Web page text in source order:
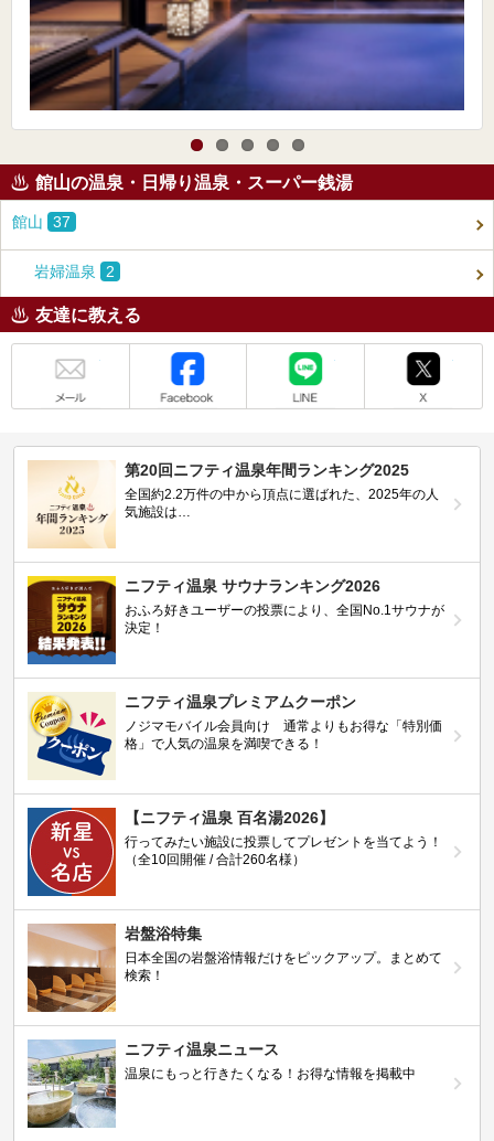
館山の温泉・日帰り温泉・スーパー銭湯
館山 37
岩婦温泉 2
友達に教える
第20回ニフティ温泉年間ランキング2025
全国約2.2万件の中から頂点に選ばれた、2025年の人
気施設は…
ニフティ温泉 サウナランキング2026
おふろ好きユーザーの投票により、全国No.1サウナが
決定！
ニフティ温泉プレミアムクーポン
ノジマモバイル会員向け 通常よりもお得な「特別価
格」で人気の温泉を満喫できる！
【ニフティ温泉 百名湯2026】
行ってみたい施設に投票してプレゼントを当てよう！
（全10回開催 / 合計260名様）
岩盤浴特集
日本全国の岩盤浴情報だけをピックアップ。まとめて
検索！
ニフティ温泉ニュース
温泉にもっと行きたくなる！お得な情報を掲載中